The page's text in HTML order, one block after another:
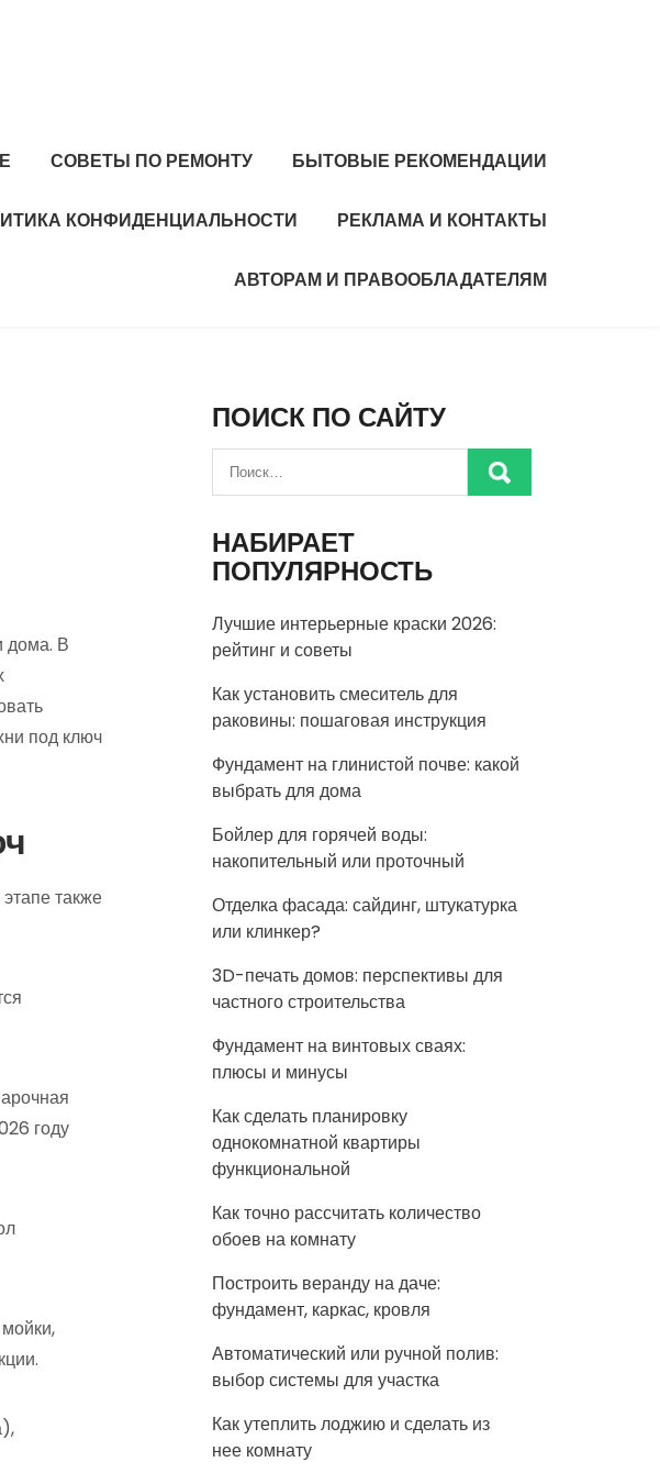
СОВЕТЫ ПО РЕМОНТУ БЫТОВЫЕ РЕКОМЕНДАЦИИ
КОНФИДЕНЦИАЛЬНОСТИ РЕКЛАМА И КОНТАКТЫ
АВТОРАМ И ПРАВООБЛАДАТЕЛЯМ
дома. В
под ключ
также
году
ПОИСК ПО САЙТУ
НАБИРАЕТ
ПОПУЛЯРНОСТЬ
Лучшие интерьерные краски 2026:
рейтинг и советы
Как установить смеситель для
раковины: пошаговая инструкция
Фундамент на глинистой почве: какой
выбрать для дома
Бойлер для горячей воды:
накопительный или проточный
Отделка фасада: сайдинг, штукатурка
или клинкер?
3D-печать домов: перспективы для
частного строительства
Фундамент на винтовых сваях:
плюсы и минусы
Как сделать планировку
однокомнатной квартиры
функциональной
Как точно рассчитать количество
обоев на комнату
Построить веранду на даче:
фундамент, каркас, кровля
Автоматический или ручной полив:
выбор системы для участка
Как утеплить лоджию и сделать из
нее комнату